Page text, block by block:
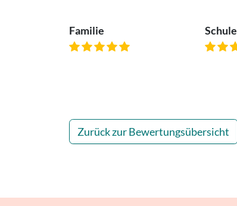
Familie Schule
Zurück zur Bewertungsübersicht